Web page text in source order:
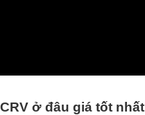
ở đâu giá tốt nhất